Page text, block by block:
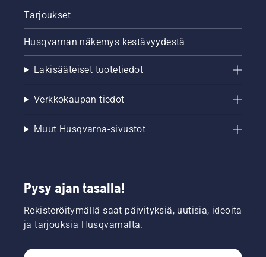
Tarjoukset
Husqvarnan näkemys kestävyydestä
Lakisääteiset tuotetiedot
Verkkokaupan tiedot
Muut Husqvarna-sivustot
Pysy ajan tasalla!
Rekisteröitymällä saat päivityksiä, uutisia, ideoita
ja tarjouksia Husqvarnalta.